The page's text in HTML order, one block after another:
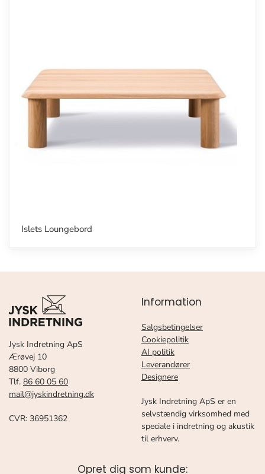
Islets Loungebord
Jysk Indretning ApS
Ærøvej 10
8800 Viborg
Tlf. 86 60 05 60
mail@jyskindretning.dk
CVR: 36951362
Information
Salgsbetingelser
Cookiepolitik
AI politik
Leverandører
Designere
Jysk Indretning ApS er en
selvstændig virksomhed med
speciale i indretning og akustik
til erhverv.
Opret dig som kunde: